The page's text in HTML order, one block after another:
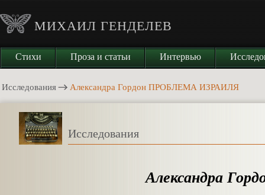
МИХАИЛ ГЕНДЕЛЕВ
Стихи Проза и статьи Интервью
Исследования Александра Гордон ПРОБЛЕМА ИЗРАИЛЯ
Исследования
Александра